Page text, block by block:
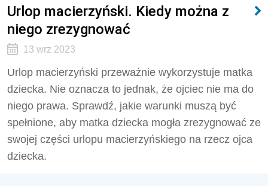
Urlop macierzyński. Kiedy można z
niego zrezygnować
13 wrz 2023
Urlop macierzyński przeważnie wykorzystuje matka
dziecka. Nie oznacza to jednak, że ojciec nie ma do
niego prawa. Sprawdź, jakie warunki muszą być
spełnione, aby matka dziecka mogła zrezygnować ze
swojej części urlopu macierzyńskiego na rzecz ojca
dziecka.